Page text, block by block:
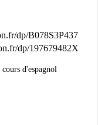
dp/B078S3P437
dp/197679482X
d'espagnol